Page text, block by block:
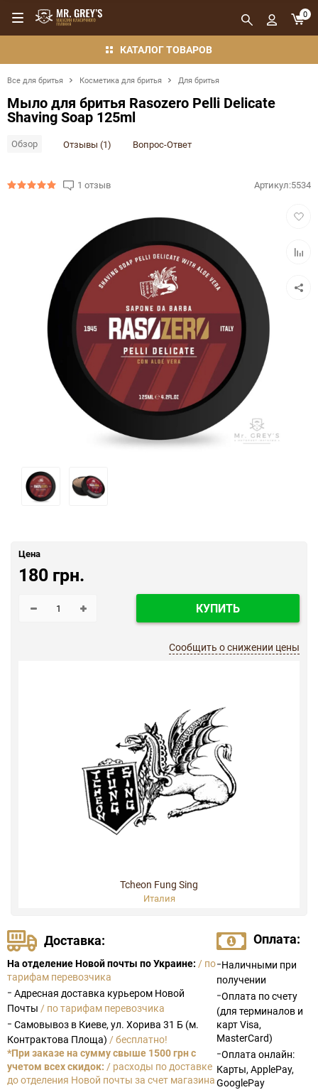
КАТАЛОГ ТОВАРОВ
0
Все для бритья Косметика для бритья Для бритья
Мыло для бритья Rasozero Pelli Delicate
Shaving Soap 125ml
Обзор Отзывы (1) Вопрос-Ответ
Артикул:5534
1 отзыв
Цена
180 грн.
КУПИТЬ
Сообщить о снижении цены
Tcheon Fung Sing
Италия
Доставка:
На отделение Новой почты по Украине: / по
тарифам перевозчика
- Адресная доставка курьером Новой
Почты / по тарифам перевозчика
- Самовывоз в Киеве, ул. Хорива 31 Б (м.
Контрактова Площа) / бесплатно!
*При заказе на сумму свыше 1500 грн с
учетом всех скидок: / расходы по доставке
до отделения Новой почты за счет магазина
Оплата:
-Наличными при
получении
-Оплата по счету
(для терминалов и
карт Visa,
MasterCard)
-Оплата онлайн:
Карты, ApplePay,
GooglePay